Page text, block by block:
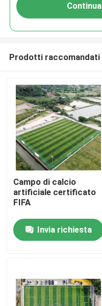
Casa.
Video
Continua
Prodotti raccomandati
Campo di calcio
artificiale certificato
FIFA
Invia richiesta